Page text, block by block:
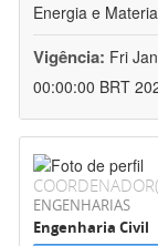
Energia e
Vigência: Fri
00:00:00 BRT
ENGENHARIAS
Engenharia Civil